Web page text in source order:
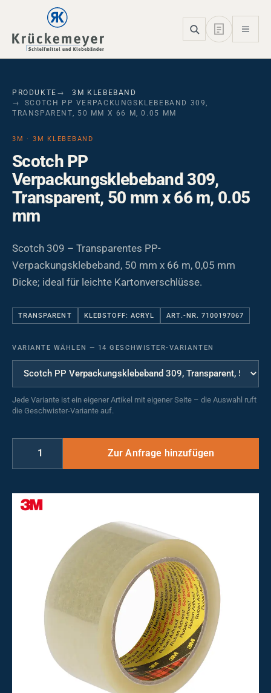
Skip to main navigation
Skip to main content
Skip to page footer
PRODUKTE
3M KLEBEBAND
SCOTCH PP VERPACKUNGSKLEBEBAND 309,
TRANSPARENT, 50 MM X 66 M, 0.05 MM
3M · 3M KLEBEBAND
Scotch PP
Verpackungsklebeband 309,
Transparent, 50 mm x 66 m, 0.05
mm
Scotch 309 – Transparentes PP-
Verpackungsklebeband, 50 mm x 66 m, 0,05 mm
Dicke; ideal für leichte Kartonverschlüsse.
TRANSPARENT KLEBSTOFF: ACRYL ART.-NR. 7100197067
VARIANTE WÄHLEN — 14 GESCHWISTER-VARIANTEN
Jede Variante ist ein eigener Artikel mit eigener Seite – die Auswahl ruft
die Geschwister-Variante auf.